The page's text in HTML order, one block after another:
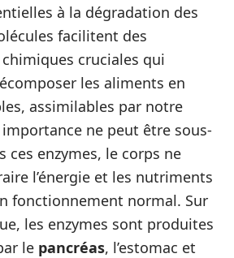
à la dégradation des
facilitent des
cruciales qui
les aliments en
assimilables par notre
ne peut être sous-
ces enzymes, le corps ne
l’énergie et les nutriments
fonctionnement normal. Sur
les enzymes sont produites
le pancréas, l’estomac et